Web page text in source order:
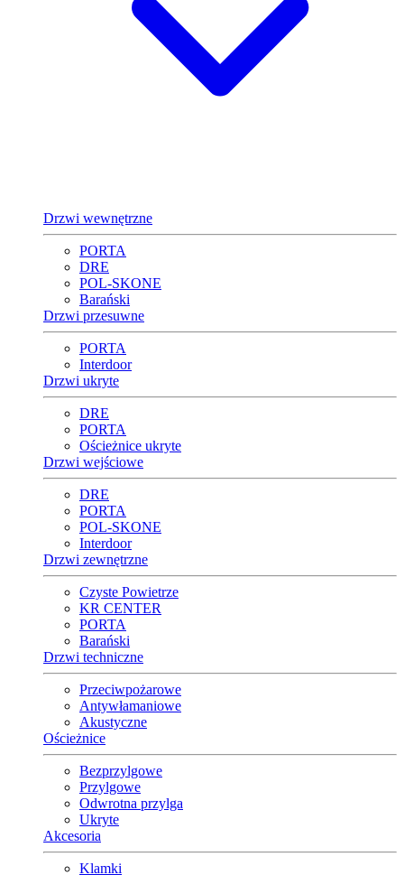
Drzwi wewnętrzne
PORTA
DRE
POL-SKONE
Barański
Drzwi przesuwne
PORTA
Interdoor
Drzwi ukryte
DRE
PORTA
Ościeżnice ukryte
Drzwi wejściowe
DRE
PORTA
POL-SKONE
Interdoor
Drzwi zewnętrzne
Czyste Powietrze
KR CENTER
PORTA
Barański
Drzwi techniczne
Przeciwpożarowe
Antywłamaniowe
Akustyczne
Ościeżnice
Bezprzylgowe
Przylgowe
Odwrotna przylga
Ukryte
Akcesoria
Klamki